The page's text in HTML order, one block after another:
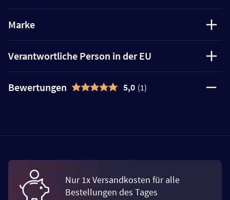
Marke
Verantwortliche Person in der EU
Bewertungen 5,0 (1)
Nur 1x Versandkosten für alle
Bestellungen des Tages